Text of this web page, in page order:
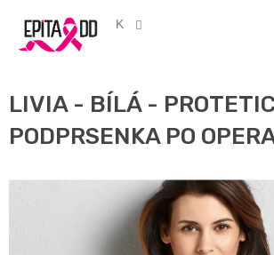
obsah
CZK
LIVIA - BÍLÁ -
PODPRSENKA PO